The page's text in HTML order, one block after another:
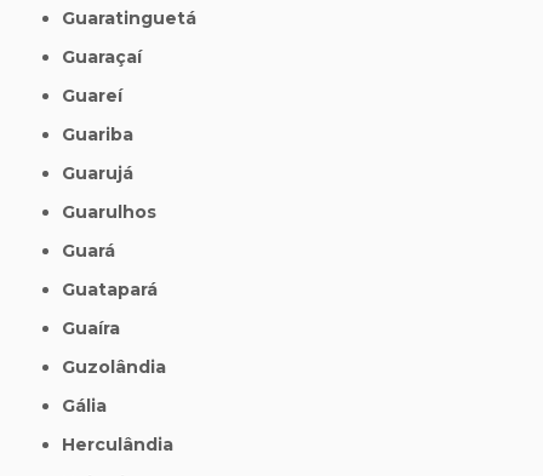
Guaratinguetá
Guaraçaí
Guareí
Guariba
Guarujá
Guarulhos
Guará
Guatapará
Guaíra
Guzolândia
Gália
Herculândia